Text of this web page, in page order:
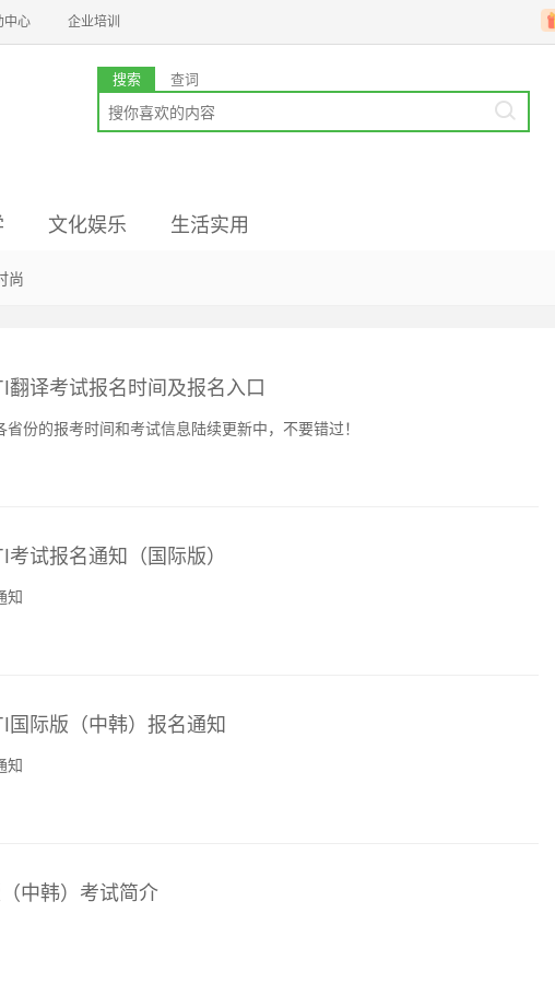
中心 企业培训
搜索 查词
文化娱乐 生活实用
型
语
备考
游
尚
译考试报名时间及报名入口
份的报考时间和考试信息陆续更新中，不要错过！
试报名通知（国际版）
知
际版（中韩）报名通知
知
中韩）考试简介